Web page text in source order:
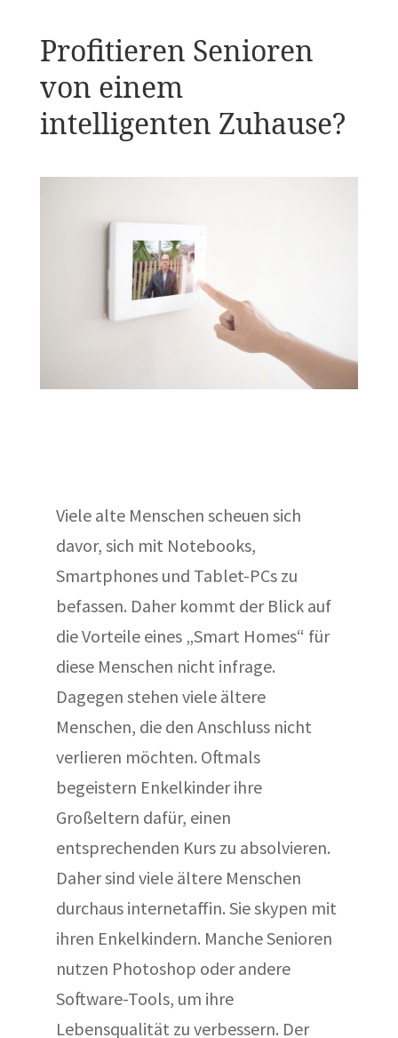
Profitieren Senioren
von einem
intelligenten Zuhause?
Viele alte Menschen scheuen sich
davor, sich mit Notebooks,
Smartphones und Tablet-PCs zu
befassen. Daher kommt der Blick auf
die Vorteile eines „Smart Homes“ für
diese Menschen nicht infrage.
Dagegen stehen viele ältere
Menschen, die den Anschluss nicht
verlieren möchten. Oftmals
begeistern Enkelkinder ihre
Großeltern dafür, einen
entsprechenden Kurs zu absolvieren.
Daher sind viele ältere Menschen
durchaus internetaffin. Sie skypen mit
ihren Enkelkindern. Manche Senioren
nutzen Photoshop oder andere
Software-Tools, um ihre
Lebensqualität zu verbessern. Der